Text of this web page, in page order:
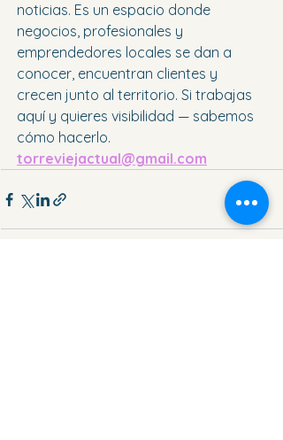
noticias. Es un espacio donde
negocios, profesionales y
emprendedores locales se dan a
conocer, encuentran clientes y
crecen junto al territorio. Si trabajas
aquí y quieres visibilidad — sabemos
cómo hacerlo.
torreviejactual@gmail.com